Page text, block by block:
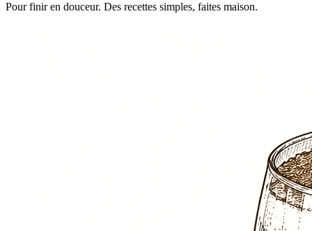
Pour finir en douceur. Des recettes simples, faites maison.